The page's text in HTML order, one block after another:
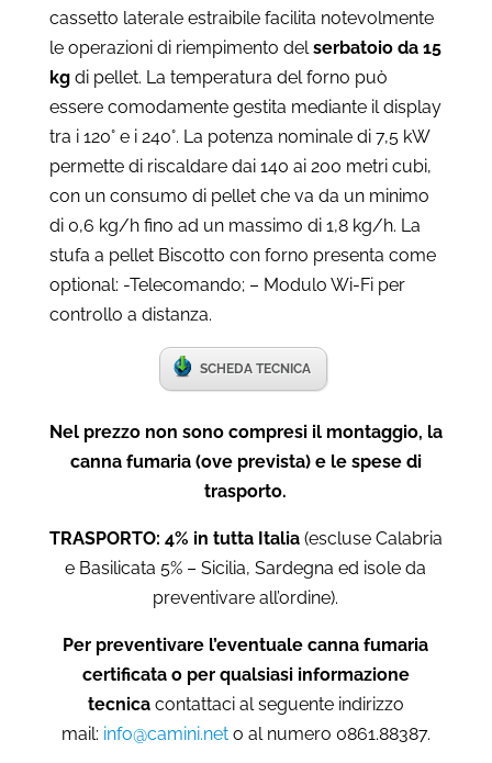
cassetto laterale estraibile facilita notevolmente
le operazioni di riempimento delserbatoio da 15
kgdi pellet. La temperatura del forno può
essere comodamente gestita mediante il display
tra i 120° e i 240°. La potenza nominale di 7,5 kW
permette di riscaldare dai 140 ai 200 metri cubi,
con un consumo di pellet che va da un minimo
di 0,6 kg/h fino ad un massimo di 1,8 kg/h. La
stufa a pellet Biscotto con forno presenta come
optional: -Telecomando; – Modulo Wi-Fi per
controllo a distanza.
SCHEDA TECNICA
Nel prezzo non sono compresi il montaggio, la
canna fumaria (ove prevista) e le spese di
trasporto.
TRASPORTO: 4% in tutta Italia (escluse Calabria
e Basilicata 5% – Sicilia, Sardegna ed isole da
preventivare all’ordine).
Per preventivare l’eventuale canna fumaria
certificata o per qualsiasi informazione
tecnicacontattaci al seguente indirizzo
mail: info@camini.neto al numero 0861.88387.